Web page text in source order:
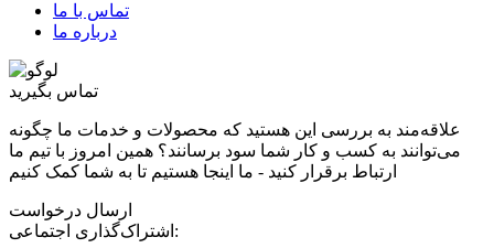
تماس با ما
درباره ما
تماس بگیرید
علاقه‌مند به بررسی این هستید که محصولات و خدمات ما چگونه
می‌توانند به کسب و کار شما سود برسانند؟ همین امروز با تیم ما
ارتباط برقرار کنید - ما اینجا هستیم تا به شما کمک کنیم
ارسال درخواست
اشتراک‌گذاری اجتماعی: